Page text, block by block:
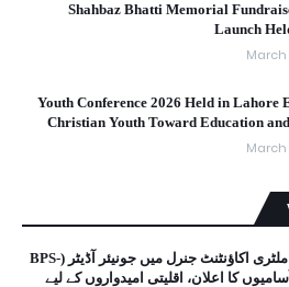
Shahbaz Bhatti Memorial
Launch
Youth Conference 2026 Held in Lahore
Christian Youth Toward Education
آفس آف دی ملٹری اکاؤنٹنٹ جنرل میں جونیئر آڈیٹر (BPS-
11) کی 274 آسامیوں کا اعلان، اقلیتی امیدواروں کے لیے